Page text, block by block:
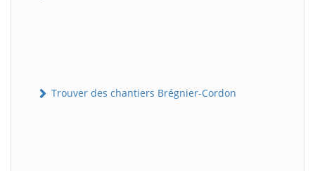
Trouver des chantiers Brégnier-Cordon